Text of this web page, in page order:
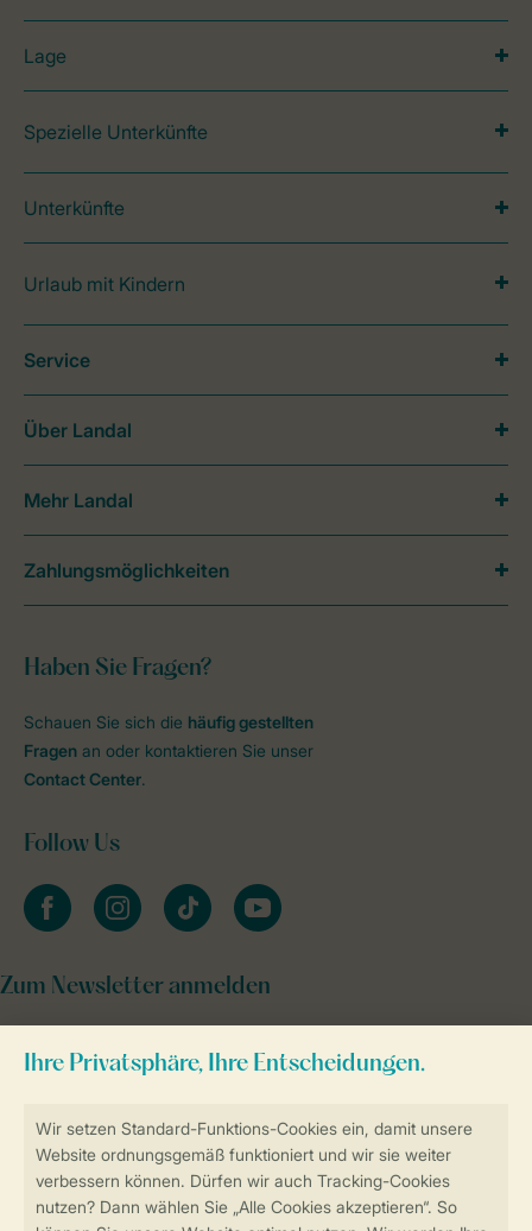
Sicher und schnell zur Online-Buchung
Lage
Spezielle Unterkünfte
Unterkünfte
Urlaub mit Kindern
Haben Sie Fragen?
Schauen Sie sich die häufig gestellten
Fragen an oder kontaktieren Sie unser
Contact Center.
Follow Us
facebookinstagramtiktok youtube
Zum Newsletter anmelden
Service
Über Landal
Mehr Landal
Zahlungsmöglichkeiten